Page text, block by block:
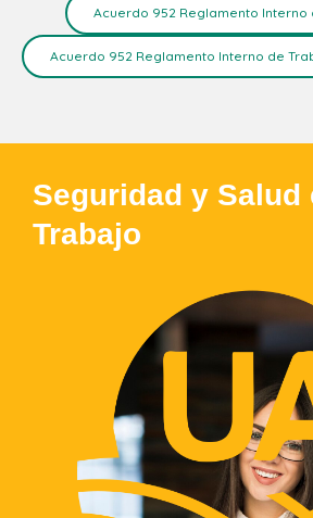
Acuerdo 952 Reglamento Interno
Acuerdo 952 Reglamento Interno de
Seguridad y Salud
Trabajo